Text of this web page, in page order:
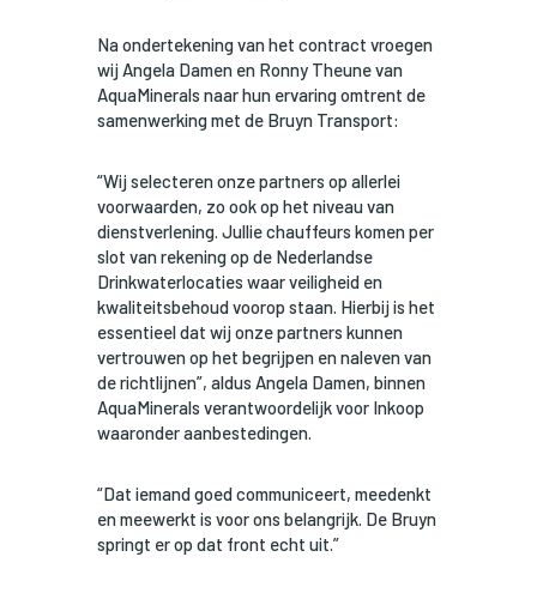
Na ondertekening van het contract vroegen
wij Angela Damen en Ronny Theune van
AquaMinerals naar hun ervaring omtrent de
samenwerking met de Bruyn Transport:
“Wij selecteren onze partners op allerlei
voorwaarden, zo ook op het niveau van
dienstverlening. Jullie chauffeurs komen per
slot van rekening op de Nederlandse
Drinkwaterlocaties waar veiligheid en
kwaliteitsbehoud voorop staan. Hierbij is het
essentieel dat wij onze partners kunnen
vertrouwen op het begrijpen en naleven van
de richtlijnen”, aldus Angela Damen, binnen
AquaMinerals verantwoordelijk voor Inkoop
waaronder aanbestedingen.
“Dat iemand goed communiceert, meedenkt
en meewerkt is voor ons belangrijk. De Bruyn
springt er op dat front echt uit.”